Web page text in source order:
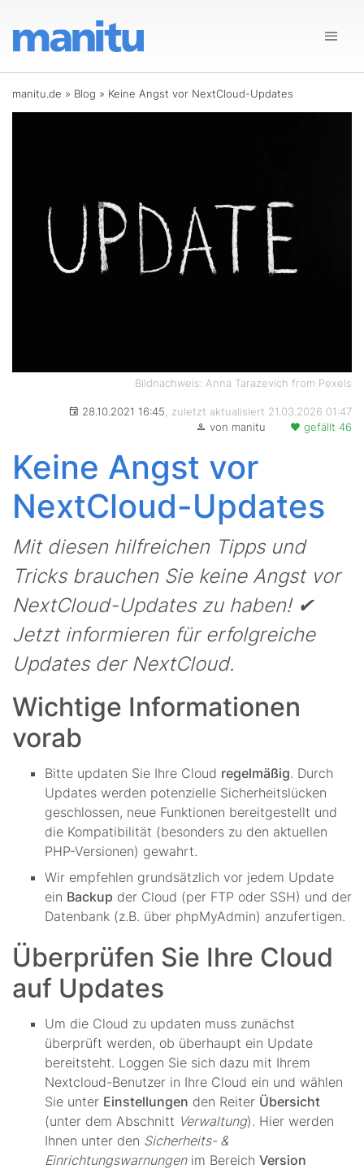
manitu.de » Blog » Keine Angst vor NextCloud-Updates
Bildnachweis: Anna Tarazevich from Pexels
28.10.2021 16:45 , zuletzt aktualisiert 21.03.2026 01:47
von manitu
gefällt 46
Keine Angst vor
NextCloud-Updates
Mit diesen hilfreichen Tipps und
Tricks brauchen Sie keine Angst vor
NextCloud-Updates zu haben! ✔
Jetzt informieren für erfolgreiche
Updates der NextCloud.
Wichtige Informationen
vorab
Bitte updaten Sie Ihre Cloud regelmäßig. Durch
Updates werden potenzielle Sicherheitslücken
geschlossen, neue Funktionen bereitgestellt und
die Kompatibilität (besonders zu den aktuellen
PHP-Versionen) gewahrt.
Wir empfehlen grundsätzlich vor jedem Update
ein Backup der Cloud (per FTP oder SSH) und der
Datenbank (z.B. über phpMyAdmin) anzufertigen.
Überprüfen Sie Ihre Cloud
auf Updates
Um die Cloud zu updaten muss zunächst
überprüft werden, ob überhaupt ein Update
bereitsteht. Loggen Sie sich dazu mit Ihrem
Nextcloud-Benutzer in Ihre Cloud ein und wählen
Sie unter Einstellungen den Reiter Übersicht
(unter dem Abschnitt Verwaltung). Hier werden
Ihnen unter den Sicherheits- &
Einrichtungswarnungenim Bereich Version